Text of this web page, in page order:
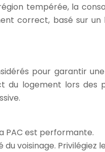
tempérée, la
correct, basé sur
pour garantir
logement lors des
PAC est performante.
voisinage. Privilégiez